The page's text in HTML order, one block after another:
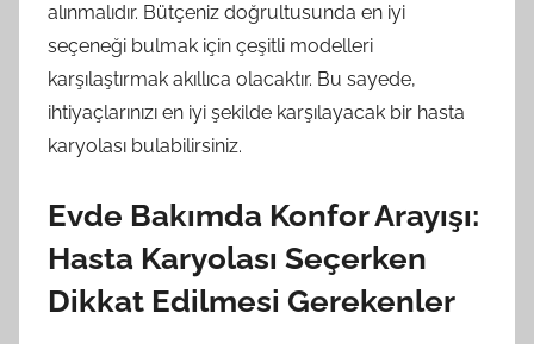
alınmalıdır. Bütçeniz doğrultusunda en iyi
seçeneği bulmak için çeşitli modelleri
karşılaştırmak akıllıca olacaktır. Bu sayede,
ihtiyaçlarınızı en iyi şekilde karşılayacak bir hasta
karyolası bulabilirsiniz.
Evde Bakımda Konfor Arayışı:
Hasta Karyolası Seçerken
Dikkat Edilmesi Gerekenler